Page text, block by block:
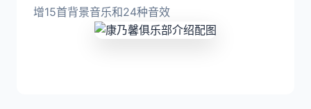
增15首背景音乐和24种音效